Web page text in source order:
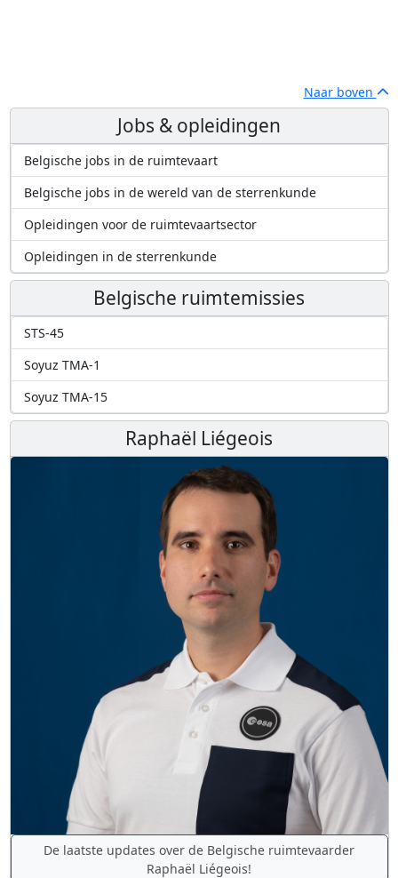
Naar boven
Jobs & opleidingen
Belgische jobs in de ruimtevaart
Belgische jobs in de wereld van de sterrenkunde
Opleidingen voor de ruimtevaartsector
Opleidingen in de sterrenkunde
Belgische ruimtemissies
STS-45
Soyuz TMA-1
Soyuz TMA-15
Raphaël Liégeois
De laatste updates over de Belgische ruimtevaarder
Raphaël Liégeois!